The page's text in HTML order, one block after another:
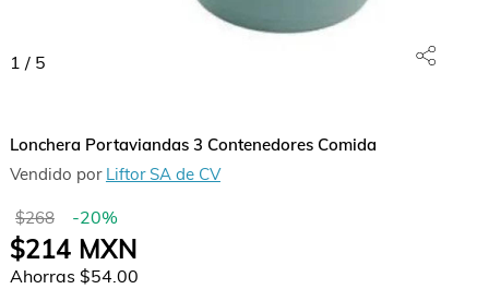
1 / 5
Lonchera Portaviandas 3 Contenedores Comida
Vendido por Liftor SA de CV
$268 -20%
$214MXN
Ahorras $54.00